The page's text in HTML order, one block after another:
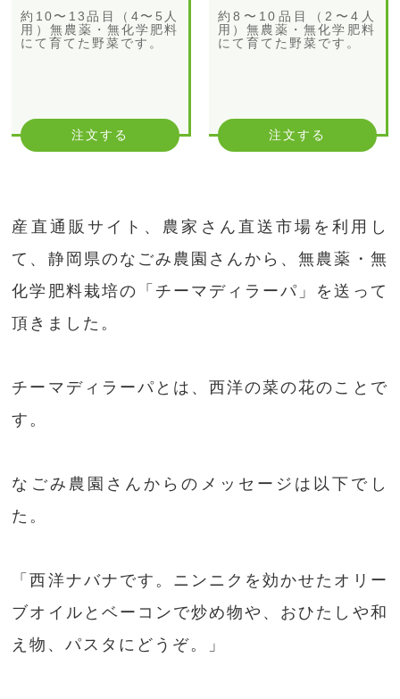
約10〜13品目（4〜5人
用）無農薬・無化学肥料
にて育てた野菜です。
注文する
約8〜10品目（2〜4人
用）無農薬・無化学肥料
にて育てた野菜です。
注文する
産直通販サイト、農家さん直送市場を利用し
て、静岡県のなごみ農園さんから、無農薬・無
化学肥料栽培の「チーマディラーパ」を送って
頂きました。
チーマディラーパとは、西洋の菜の花のことで
す。
なごみ農園さんからのメッセージは以下でし
た。
「西洋ナバナです。ニンニクを効かせたオリー
ブオイルとベーコンで炒め物や、おひたしや和
え物、パスタにどうぞ。」